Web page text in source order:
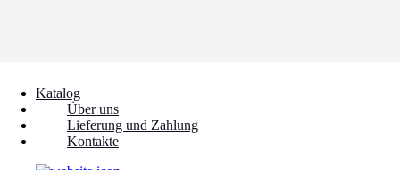
Katalog
Über uns
Lieferung und Zahlung
Kontakte